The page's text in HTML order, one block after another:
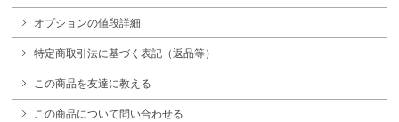
オプションの値段詳細
特定商取引法に基づく表記（返品等）
この商品を友達に教える
この商品について問い合わせる